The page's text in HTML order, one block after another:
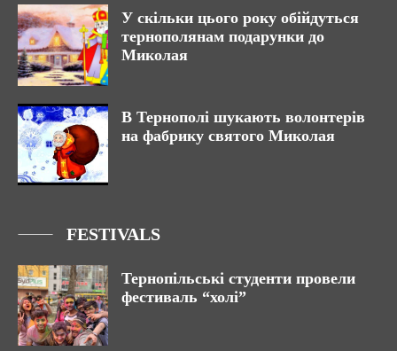
У скільки цього року обійдуться
тернополянам подарунки до
Миколая
В Тернополі шукають волонтерів
на фабрику святого Миколая
FESTIVALS
Тернопільські студенти провeли
фестиваль “холі”